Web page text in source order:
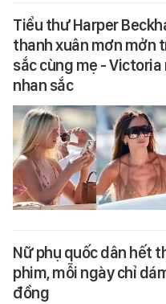
Tiểu thư Harper
thanh xuân mơn mởn
sắc cùng mẹ -
nhan sắc
Nữ phụ quốc dân hết
phim, mỗi ngày chỉ
đồng